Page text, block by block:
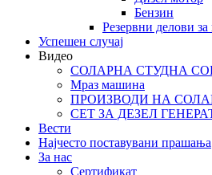
Бензин
Резервни делови за
Успешен случај
Видео
СОЛАРНА СТУДНА
Мраз машина
ПРОИЗВОДИ НА
СЕТ ЗА ДЕЗЕЛ
Вести
Најчесто поставувани прашања
За нас
Сертификат